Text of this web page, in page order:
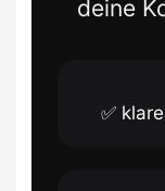
deine
✅